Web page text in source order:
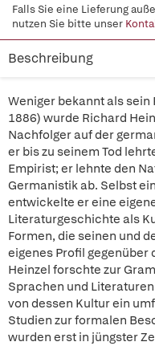
Falls Sie eine Lieferung
nutzen Sie bitte unser
Beschreibung
Weniger bekannt als
1886) wurde Richard
Nachfolger auf der
er bis zu seinem Tod
Empirist; er lehnte den
Germanistik ab. Selbst
entwickelte er eine
Literaturgeschichte als
Formen, die seinen und
eigenes Profil
Heinzel forschte zur
Sprachen und
von dessen Kultur ein
Studien zur formalen
wurden erst in jüngster